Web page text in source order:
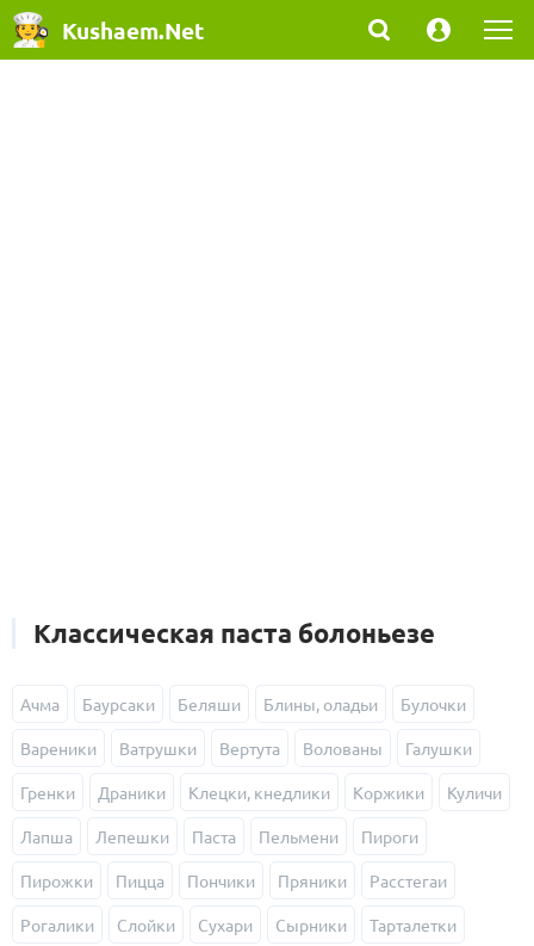
Kushaem.Net
Классическая паста болоньезе
Ачма Баурсаки Беляши Блины, оладьи Булочки
Вареники Ватрушки Вертута Волованы Галушки
Гренки Драники Клецки, кнедлики Коржики Куличи
Лапша Лепешки Паста Пельмени Пироги
Пирожки Пицца Пончики Пряники Расстегаи
Рогалики Слойки Сухари Сырники Тарталетки